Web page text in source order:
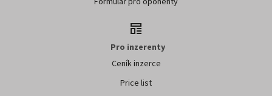
Pro inzerenty
Ceník inzerce
Price list